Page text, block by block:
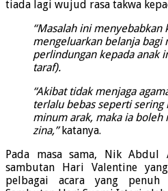
tiada lagi wujud rasa takwa
“Masalah ini menyebabkan
mengeluarkan belanja bagi
perlindungan kepada anak
taraf).
“Akibat tidak menjaga
terlalu bebas seperti sering
minum arak, maka ia boleh
zina,”katanya.
Pada masa sama, Nik Abdul
sambutan Hari Valentine
pelbagai acara yang